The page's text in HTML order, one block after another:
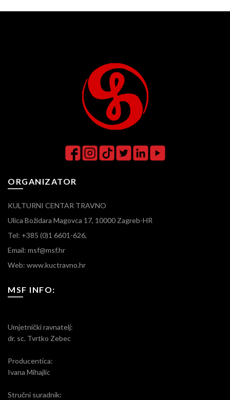
ORGANIZATOR
KULTURNI CENTAR TRAVNO
Ulica Božidara Magovca 17, 10000 Zagreb-HR
Tel: +385 (0)1 6601-626,
Email: msf@msf.hr
Web: www.kuctravno.hr
MSF INFO:
Umjetnički ravnatelj:
dr. sc. Tvrtko Zebec
Producentica:
Ivana Mihajlic
Stručni suradnik: